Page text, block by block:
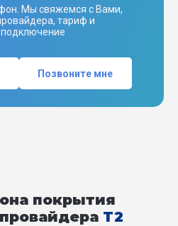
Мы свяжемся с Вами,
тариф и
Позвоните мне
покрытия
T2